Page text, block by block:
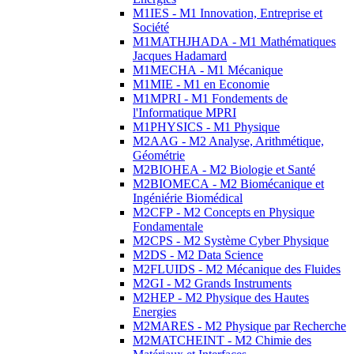
M1IES - M1 Innovation, Entreprise et
Société
M1MATHJHADA - M1 Mathématiques
Jacques Hadamard
M1MECHA - M1 Mécanique
M1MIE - M1 en Economie
M1MPRI - M1 Fondements de
l'Informatique MPRI
M1PHYSICS - M1 Physique
M2AAG - M2 Analyse, Arithmétique,
Géométrie
M2BIOHEA - M2 Biologie et Santé
M2BIOMECA - M2 Biomécanique et
Ingéniérie Biomédical
M2CFP - M2 Concepts en Physique
Fondamentale
M2CPS - M2 Système Cyber Physique
M2DS - M2 Data Science
M2FLUIDS - M2 Mécanique des Fluides
M2GI - M2 Grands Instruments
M2HEP - M2 Physique des Hautes
Energies
M2MARES - M2 Physique par Recherche
M2MATCHEINT - M2 Chimie des